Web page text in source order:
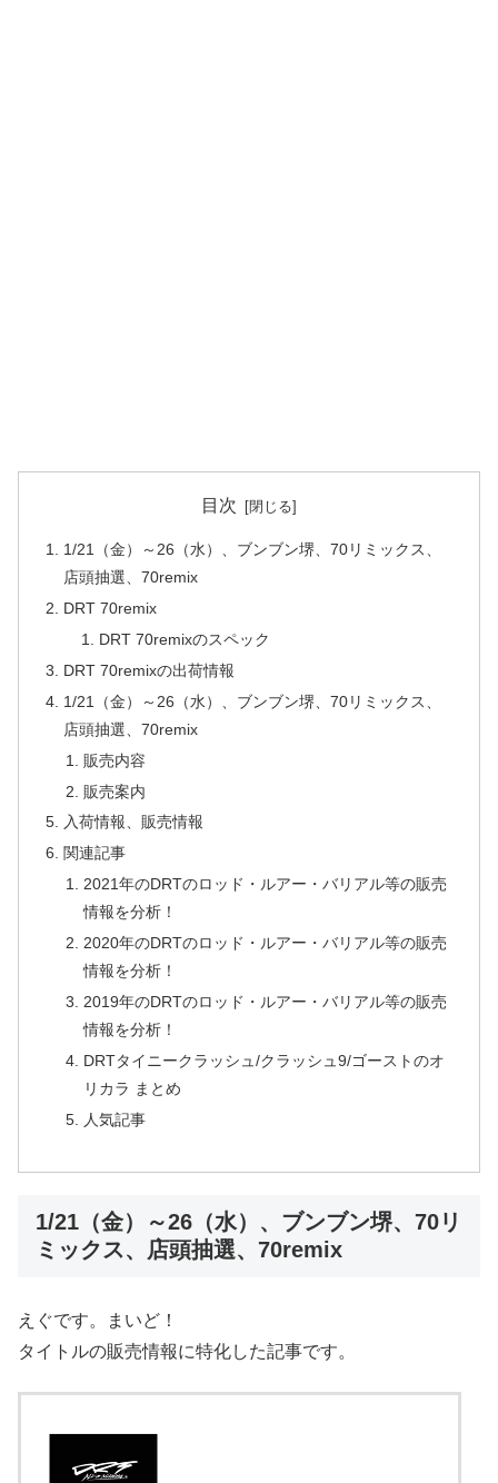
目次
1/21（金）～26（水）、ブンブン堺、70リミックス、
店頭抽選、70remix
DRT 70remix
DRT 70remixのスペック
DRT 70remixの出荷情報
1/21（金）～26（水）、ブンブン堺、70リミックス、
店頭抽選、70remix
販売内容
販売案内
入荷情報、販売情報
関連記事
2021年のDRTのロッド・ルアー・バリアル等の販売
情報を分析！
2020年のDRTのロッド・ルアー・バリアル等の販売
情報を分析！
2019年のDRTのロッド・ルアー・バリアル等の販売
情報を分析！
DRTタイニークラッシュ/クラッシュ9/ゴーストのオ
リカラ まとめ
人気記事
1/21（金）～26（水）、ブンブン堺、70リ
ミックス、店頭抽選、70remix
えぐです。まいど！
タイトルの販売情報に特化した記事です。